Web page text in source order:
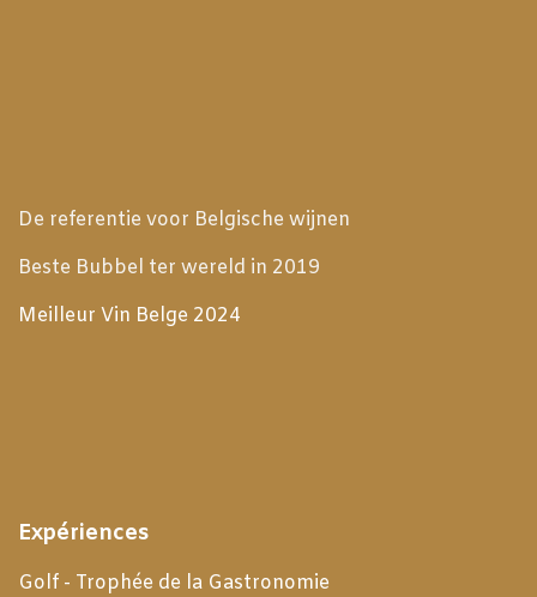
De referentie voor Belgische wijnen
Beste Bubbel ter wereld in 2019
Meilleur Vin Belge 2024
Expériences
Golf - Trophée de la Gastronomie